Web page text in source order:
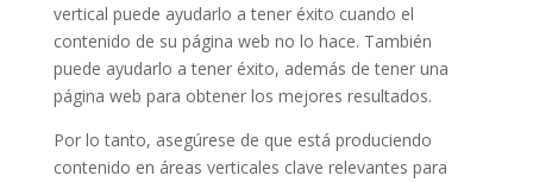
vertical puede ayudarlo a tener éxito cuando el
contenido de su página web no lo hace. También
puede ayudarlo a tener éxito, además de tener una
página web para obtener los mejores resultados.
Por lo tanto, asegúrese de que está produciendo
contenido en áreas verticales clave relevantes para